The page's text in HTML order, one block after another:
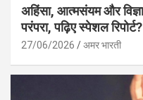
अहिंसा, आत्मसंयम और
परंपरा, पढ़िए स्पेशल रिपोर्ट?
27/06/2026 अमर भारती